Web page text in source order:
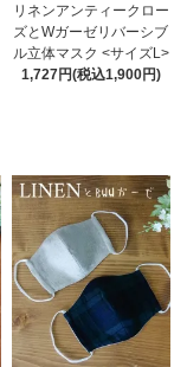
リネンアンティークロー
ズとWガーゼリバーシブ
ル立体マスク <サイズL>
1,727円(税込1,900円)